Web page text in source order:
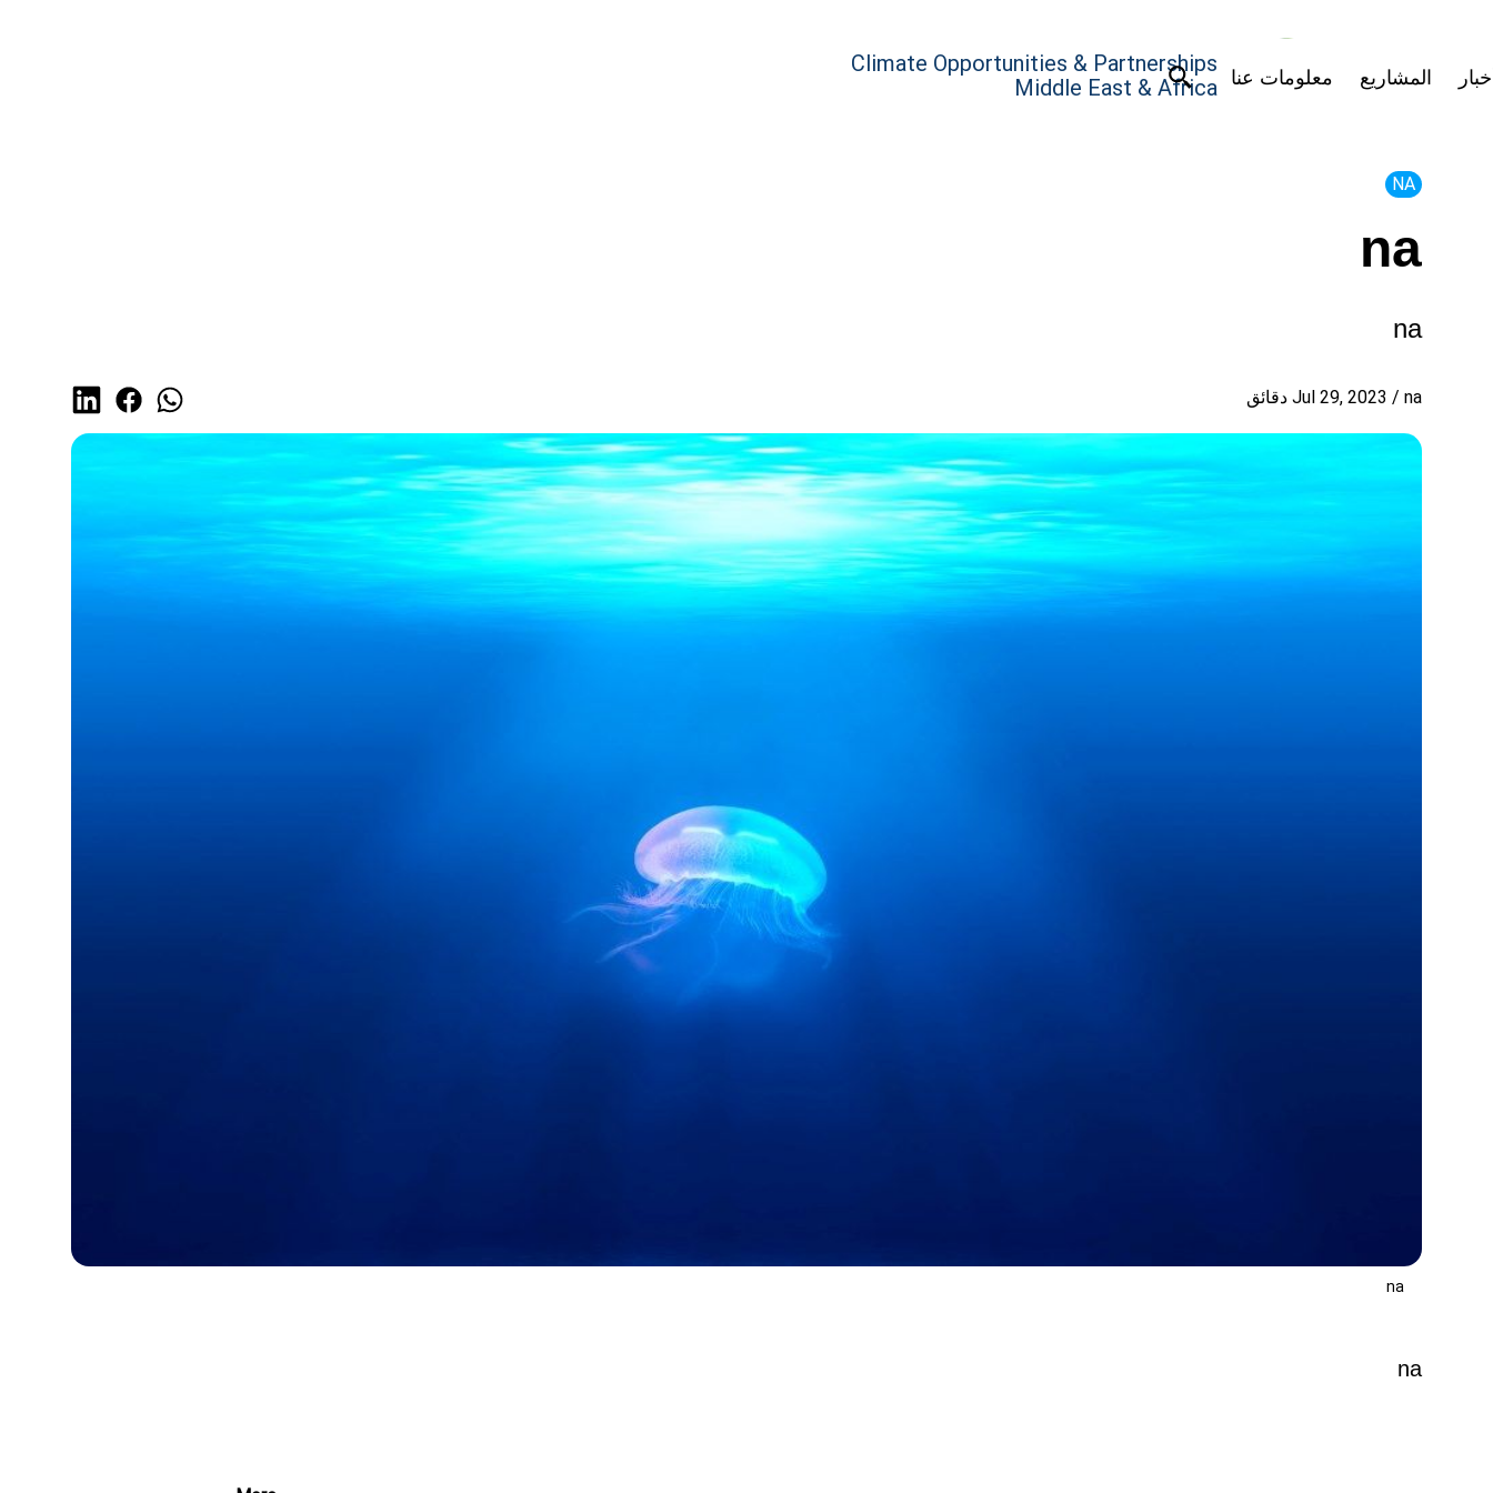
Climate Opportunities & Partnerships
Middle East & Africa
المشاريع معلومات عنا
NA
na
na
Jul 29, 2023 / na دقائق
na
na